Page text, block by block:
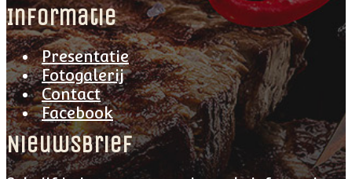
Informatie
Presentatie
Fotogalerij
Contact
Facebook
Nieuwsbrief